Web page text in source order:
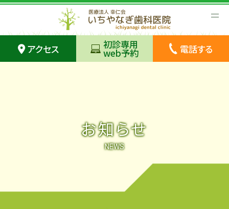
アクセス 初診専用
web予約 電話する
お知らせ
NEWS